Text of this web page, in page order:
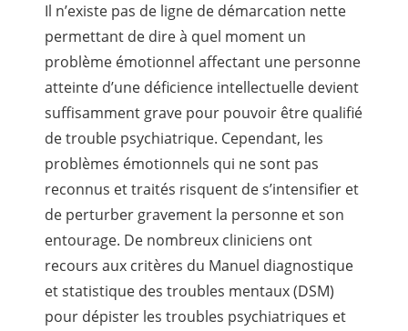
Il n’existe pas de ligne de démarcation nette
permettant de dire à quel moment un
problème émotionnel affectant une personne
atteinte d’une déficience intellectuelle devient
suffisamment grave pour pouvoir être qualifié
de trouble psychiatrique. Cependant, les
problèmes émotionnels qui ne sont pas
reconnus et traités risquent de s’intensifier et
de perturber gravement la personne et son
entourage. De nombreux cliniciens ont
recours aux critères du Manuel diagnostique
et statistique des troubles mentaux (DSM)
pour dépister les troubles psychiatriques et